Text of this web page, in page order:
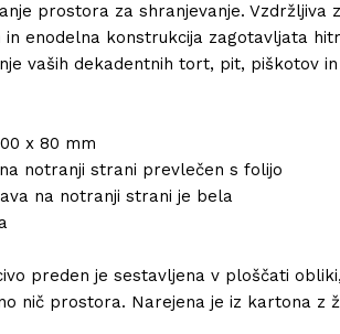
prostora za shranjevanje. Vzdržljiva
in enodelna konstrukcija zagotavljata
vaših dekadentnih tort, pit, piškotov in
x 80 mm
notranji strani prevlečen s folijo
na notranji strani je bela
preden je sestavljena v ploščati
nič prostora. Narejena je iz kartona z